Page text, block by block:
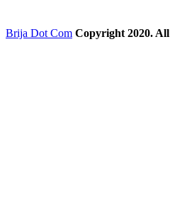
Brija Dot Com Copyright 2020.